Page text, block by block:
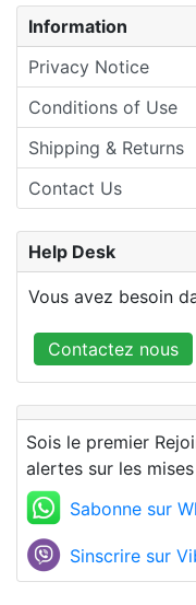
Information
Privacy Notice
Conditions of Use
Shipping & Returns
Contact Us
Help Desk
Vous avez besoin
Contactez nous
Sois le premier
alertes sur les
Sabonne sur
Sinscrire sur